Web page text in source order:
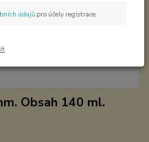
Obsah 140 ml.
údajů pro účely registrace.